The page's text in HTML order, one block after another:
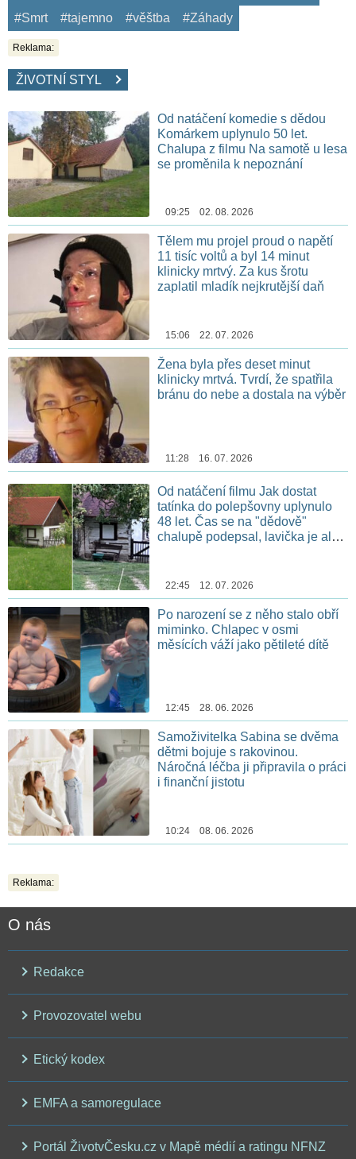
#Smrt
#tajemno #věštba #Záhady
Reklama:
ŽIVOTNÍ STYL
Od natáčení komedie s dědou
Komárkem uplynulo 50 let.
Chalupa z filmu Na samotě u lesa
se proměnila k nepoznání
09:25 02. 08. 2026
Tělem mu projel proud o napětí
11 tisíc voltů a byl 14 minut
klinicky mrtvý. Za kus šrotu
zaplatil mladík nejkrutější daň
15:06 22. 07. 2026
Žena byla přes deset minut
klinicky mrtvá. Tvrdí, že spatřila
bránu do nebe a dostala na výběr
11:28 16. 07. 2026
Od natáčení filmu Jak dostat
tatínka do polepšovny uplynulo
48 let. Čas se na "dědově"
chalupě podepsal, lavička je ale
22:45 12. 07. 2026
Po narození se z něho stalo obří
miminko. Chlapec v osmi
měsících váží jako pětileté dítě
12:45 28. 06. 2026
Samoživitelka Sabina se dvěma
dětmi bojuje s rakovinou.
Náročná léčba ji připravila o práci
i finanční jistotu
10:24 08. 06. 2026
Reklama:
O nás
Redakce
Provozovatel webu
Etický kodex
EMFA a samoregulace
Portál ŽivotvČesku.cz v Mapě médií a ratingu NFNZ